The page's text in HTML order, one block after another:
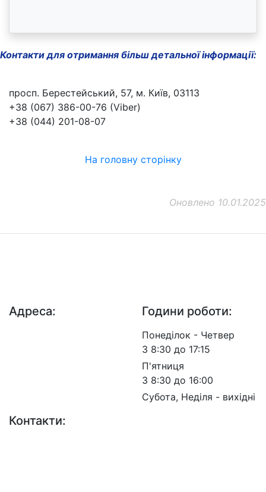
Контакти для отримання більш детальної інформації:
просп. Берестейський, 57, м. Київ, 03113
+38 (067) 386-00-76 (Viber)
+38 (044) 201-08-07
На головну сторінку
Оновлено 10.01.2025
Адреса: Години роботи:
Понеділок - Четвер
З 8:30 до 17:15
П'ятниця
З 8:30 до 16:00
Субота, Неділя - вихідні
Контакти: